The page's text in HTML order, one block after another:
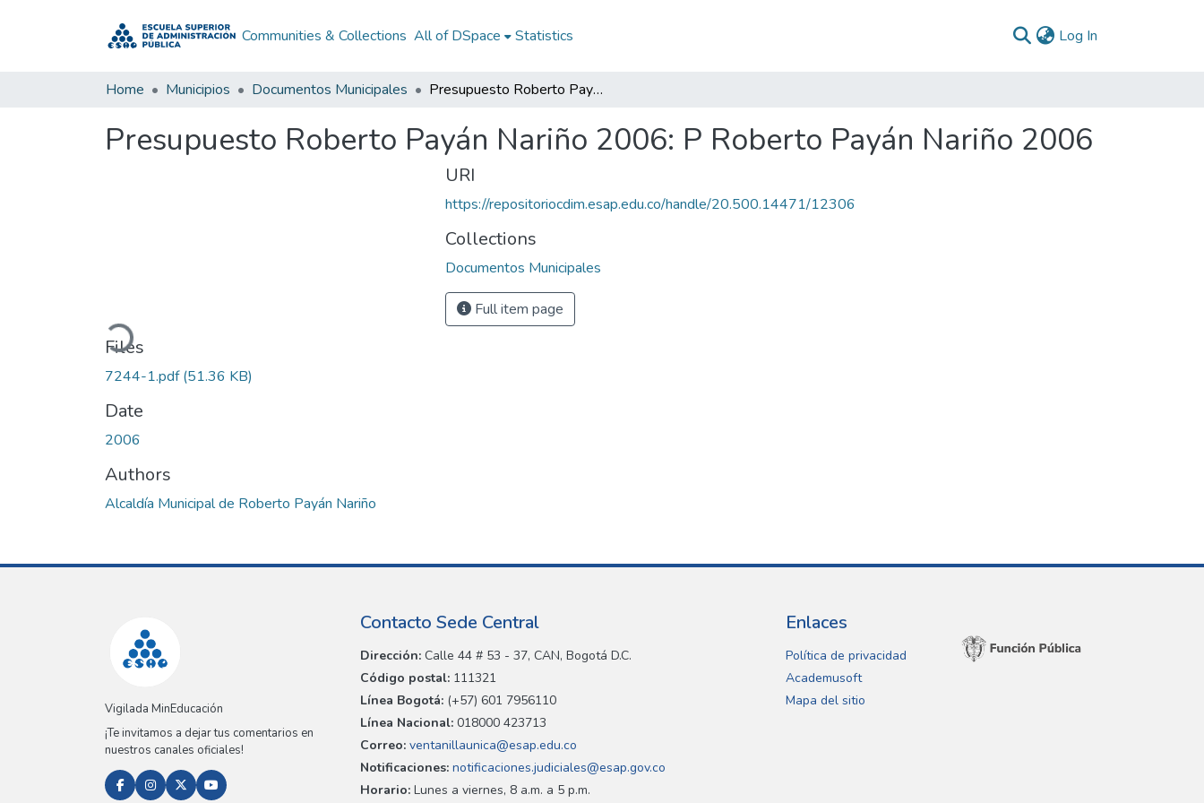
Communities & Collections All of DSpace Statistics Log In
Home Municipios Documentos Municipales Presupuesto Roberto Payán Nariño 2006: P Roberto Payán Nariño 2006
Presupuesto Roberto Payán Nariño 2006: P Roberto Payán Nariño 2006
Loading...
Files
7244-1.pdf(51.36 KB)
Date
2006
Authors
Alcaldía Municipal de Roberto Payán Nariño
URI
https://repositoriocdim.esap.edu.co/handle/20.500.14471/12306
Collections
Documentos Municipales
Full item page
Vigilada MinEducación
¡Te invitamos a dejar tus comentarios en
nuestros canales oficiales!
Contacto Sede Central
Dirección: Calle 44 # 53 - 37, CAN, Bogotá D.C.
Código postal: 111321
Línea Bogotá: (+57) 601 7956110
Línea Nacional: 018000 423713
Correo: ventanillaunica@esap.edu.co
Notificaciones: notificaciones.judiciales@esap.gov.co
Horario: Lunes a viernes, 8 a.m. a 5 p.m.
Enlaces
Política de privacidad
Academusoft
Mapa del sitio